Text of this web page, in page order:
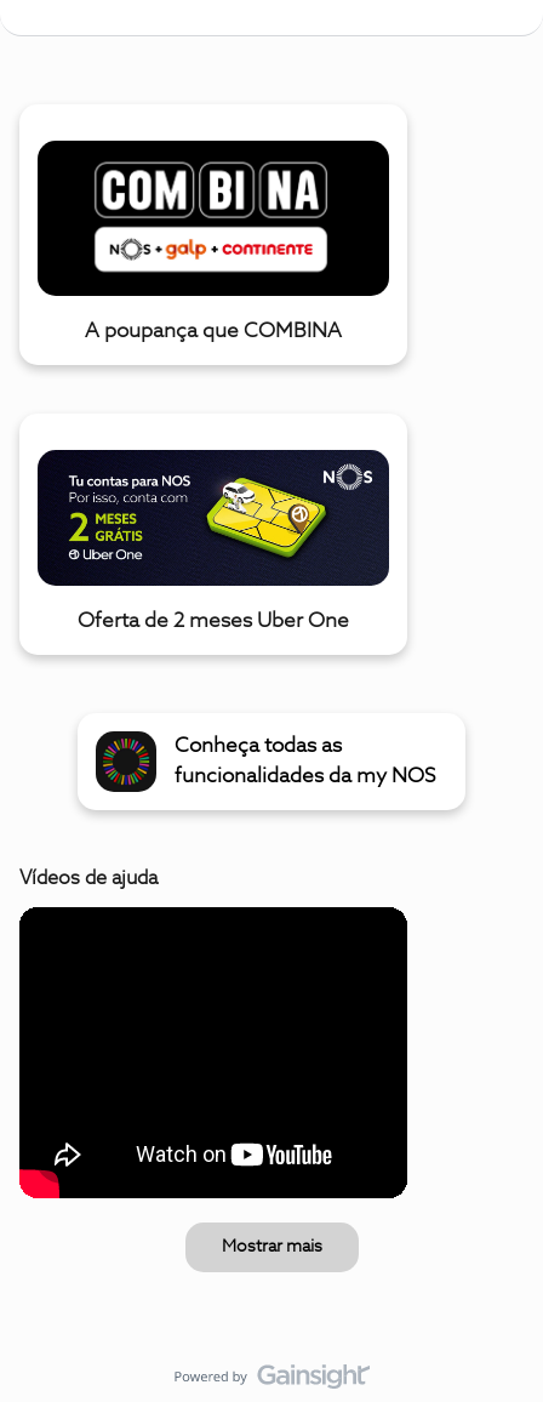
A poupança que COMBINA
Oferta de 2 meses Uber One
Conheça todas as
funcionalidades da my NOS
Vídeos de ajuda
Mostrar mais